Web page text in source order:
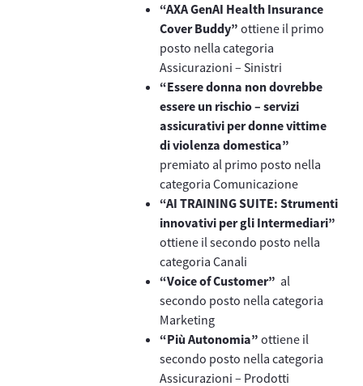
“AXA GenAI Health Insurance
Cover Buddy” ottiene il primo
posto nella categoria
Assicurazioni – Sinistri
“Essere donna non dovrebbe
essere un rischio – servizi
assicurativi per donne vittime
di violenza domestica”
premiato al primo posto nella
categoria Comunicazione
“AI TRAINING SUITE: Strumenti
innovativi per gli Intermediari”
ottiene il secondo posto nella
categoria Canali
“Voice of Customer” al
secondo posto nella categoria
Marketing
“Più Autonomia” ottiene il
secondo posto nella categoria
Assicurazioni – Prodotti